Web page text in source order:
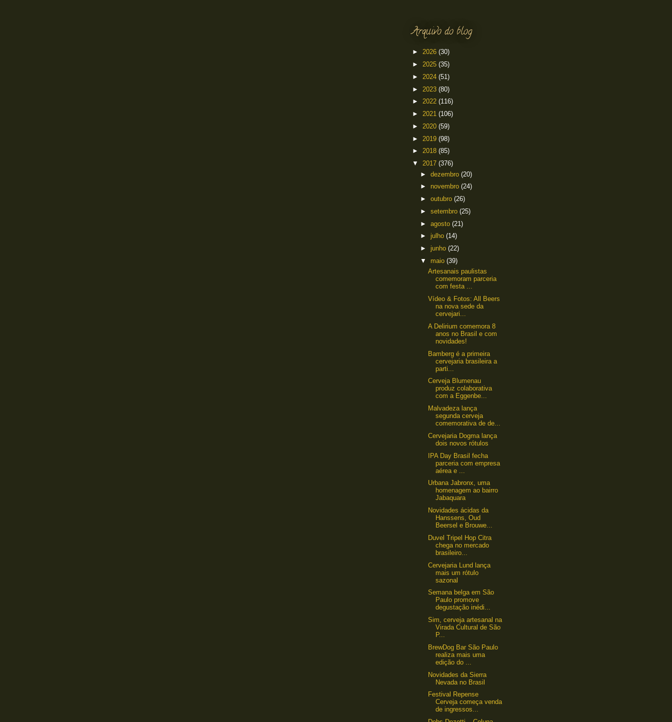
Arquivo do blog
► 2026 (30)
► 2025 (35)
► 2024 (51)
► 2023 (80)
► 2022 (116)
► 2021 (106)
► 2020 (59)
► 2019 (98)
► 2018 (85)
▼ 2017 (376)
► dezembro (20)
► novembro (24)
► outubro (26)
► setembro (25)
► agosto (21)
► julho (14)
► junho (22)
▼ maio (39)
Artesanais paulistas
comemoram parceria
com festa ...
Vídeo & Fotos: All Beers
na nova sede da
cervejari...
A Delirium comemora 8
anos no Brasil e com
novidades!
Bamberg é a primeira
cervejaria brasileira a
parti...
Cerveja Blumenau
produz colaborativa
com a Eggenbe...
Malvadeza lança
segunda cerveja
comemorativa de de...
Cervejaria Dogma lança
dois novos rótulos
IPA Day Brasil fecha
parceria com empresa
aérea e ...
Urbana Jabronx, uma
homenagem ao bairro
Jabaquara
Novidades ácidas da
Hanssens, Oud
Beersel e Brouwe...
Duvel Tripel Hop Citra
chega no mercado
brasileiro...
Cervejaria Lund lança
mais um rótulo
sazonal
Semana belga em São
Paulo promove
degustação inédi...
Sim, cerveja artesanal na
Virada Cultural de São
P...
​BrewDog Bar São Paulo
realiza mais uma
edição do ...
Novidades da Sierra
Nevada no Brasil
Festival Repense
Cerveja começa venda
de ingressos...